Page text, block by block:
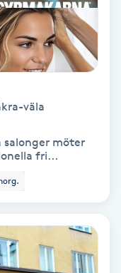
väla
salonger möter
fri...